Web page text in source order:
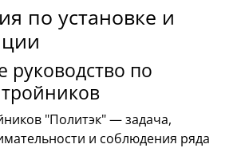
по установке и
руководство по
"Политэк" — задача,
и соблюдения ряда